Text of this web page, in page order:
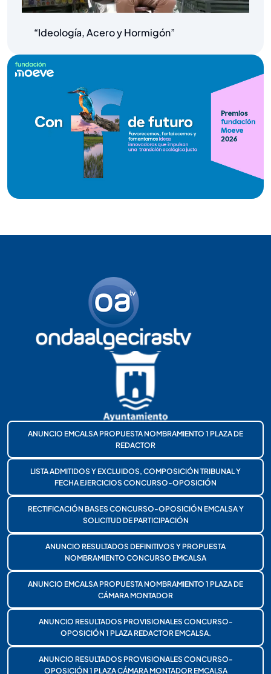
“Ideología, Acero y Hormigón”
ANUNCIO EMCALSA PROPUESTA NOMBRAMIENTO 1 PLAZA DE
REDACTOR
LISTA ADMITIDOS Y EXCLUIDOS, COMPOSICIÓN TRIBUNAL Y
FECHA EJERCICIOS CONCURSO-OPOSICIÓN
RECTIFICACIÓN BASES CONCURSO-OPOSICIÓN EMCALSA Y
SOLICITUD DE PARTICIPACIÓN
ANUNCIO RESULTADOS DEFINITIVOS Y PROPUESTA
NOMBRAMIENTO CONCURSO EMCALSA
ANUNCIO EMCALSA PROPUESTA NOMBRAMIENTO 1 PLAZA DE
CÁMARA MONTADOR
ANUNCIO RESULTADOS PROVISIONALES CONCURSO-
OPOSICIÓN 1 PLAZA REDACTOR EMCALSA.
ANUNCIO RESULTADOS PROVISIONALES CONCURSO-
OPOSICIÓN 1 PLAZA CÁMARA MONTADOR EMCALSA